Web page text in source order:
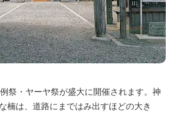
祭・ヤーヤ祭が盛大に開催されます。神
楠は、道路にまではみ出すほどの大き